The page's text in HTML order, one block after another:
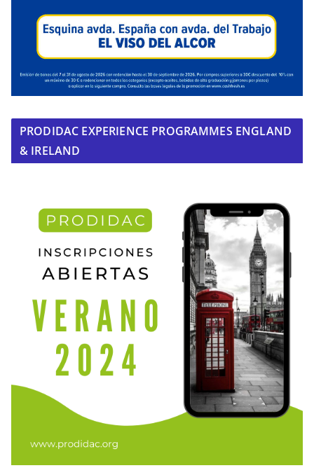
PRODIDAC EXPERIENCE PROGRAMMES ENGLAND
& IRELAND